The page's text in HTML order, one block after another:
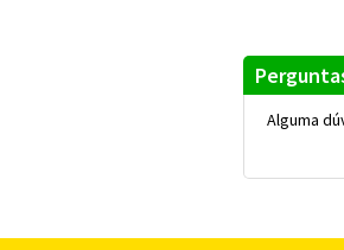
Alguma